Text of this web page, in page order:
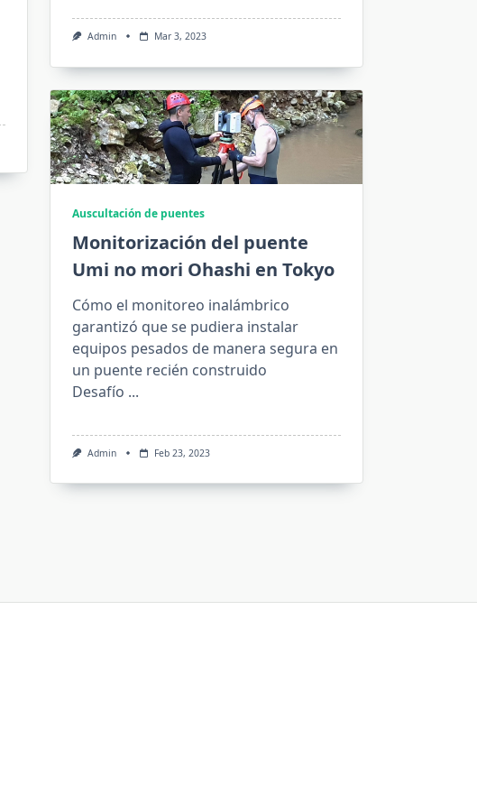
Admin Mar 3, 2023
Auscultación de puentes
Monitorización del puente
Umi no mori Ohashi en Tokyo
Cómo el monitoreo inalámbrico
garantizó que se pudiera instalar
equipos pesados de manera segura en
un puente recién construido
Desafío ...
Admin Feb 23, 2023